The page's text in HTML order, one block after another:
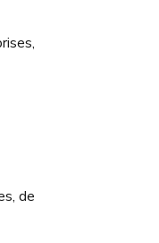
de